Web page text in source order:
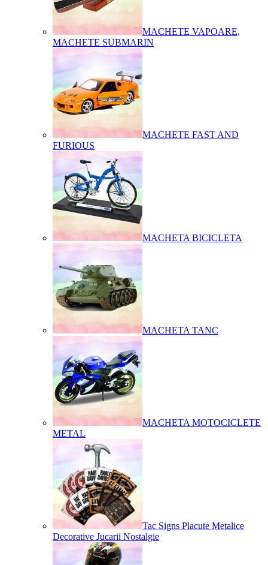
MACHETE VAPOARE,
MACHETE SUBMARIN
MACHETE FAST AND
FURIOUS
MACHETA BICICLETA
MACHETA TANC
MACHETA MOTOCICLETE
METAL
Tac Signs Placute Metalice
Decorative Jucarii Nostalgie